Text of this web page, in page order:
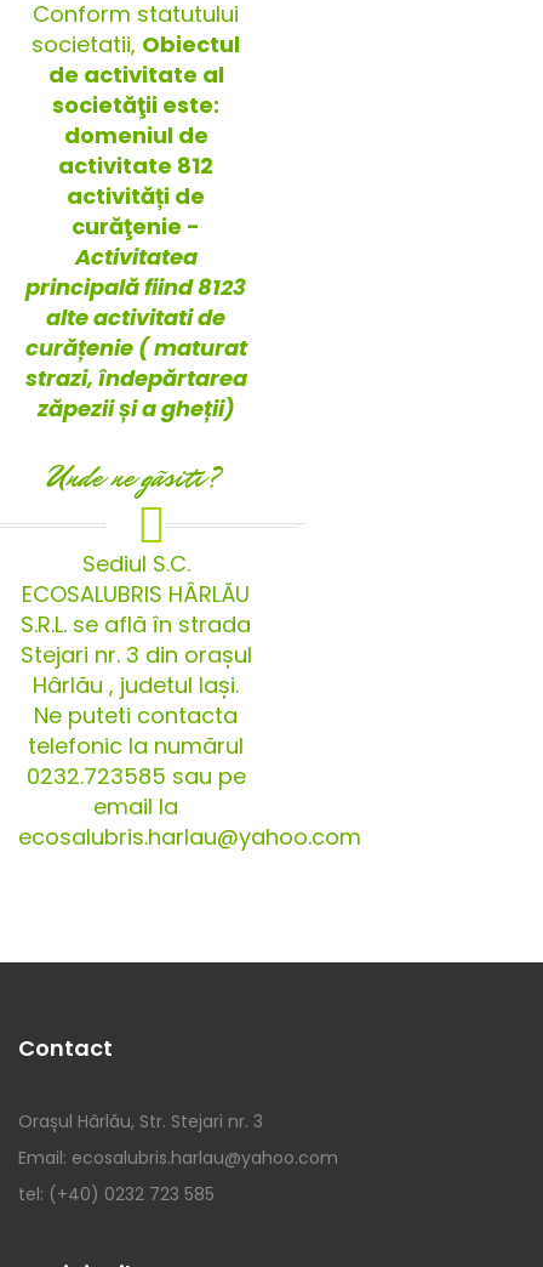
Conform statutului
societatii, Obiectul
de activitate al
societăţii este:
domeniul de
activitate 812
activități de
curăţenie -
Activitatea
principală fiind 8123
alte activitati de
curățenie ( maturat
strazi, îndepărtarea
zăpezii și a gheții)
Unde ne gãsiti?
Sediul S.C.
ECOSALUBRIS HÂRLĂU
S.R.L. se află în strada
Stejari nr. 3 din orașul
Hârlău , judetul Iași.
Ne puteti contacta
telefonic la numărul
0232.723585 sau pe
email la
ecosalubris.harlau@yahoo.com
Contact
Orașul Hârlău, Str. Stejari nr. 3
Email: ecosalubris.harlau@yahoo.com
tel: (+40) 0232 723 585